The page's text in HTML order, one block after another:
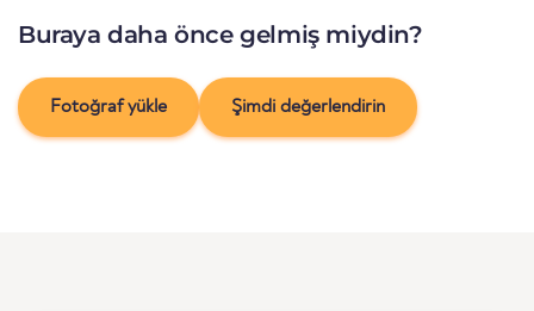
Buraya daha önce gelmiş miydin?
Fotoğraf yükle Şimdi değerlendirin